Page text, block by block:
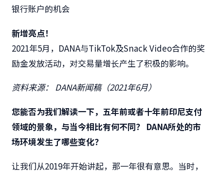
银行账户的机会
新增亮点！
2021年5月，DANA与TikTok及Snack Video合作的奖
励金发放活动，对交易量增长产生了积极的影响。
资料来源： DANA新闻稿（2021年6月）
您能否为我们解读一下，五年前或者十年前印尼支付
领域的景象，与当今相比有何不同？ DANA所处的市
场环境发生了哪些变化？
让我们从2019年开始讲起，那一年很有意思。当时，